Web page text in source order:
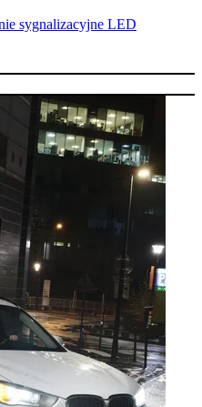
sygnalizacyjne LED